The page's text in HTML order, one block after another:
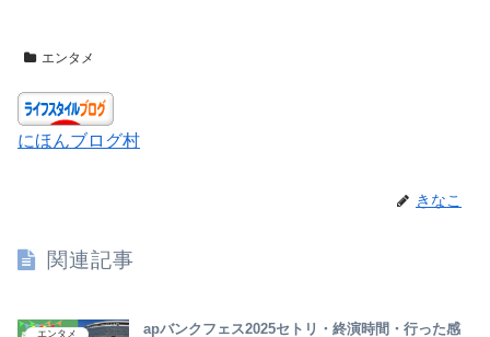
エンタメ
にほんブログ村
きなこ
関連記事
エンタメ
apバンクフェス2025セトリ・終演時間・行った感